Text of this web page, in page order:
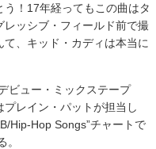
！17年経ってもこの曲はタ
ッシブ・フィールド前で撮
、キッド・カディは本当に
ビュー・ミックステープ
プレイン・パットが担当し
Hip-Hop Songs”チャートで